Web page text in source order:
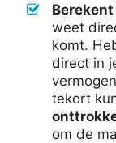
weet
komt.
direct in
tekort
om de